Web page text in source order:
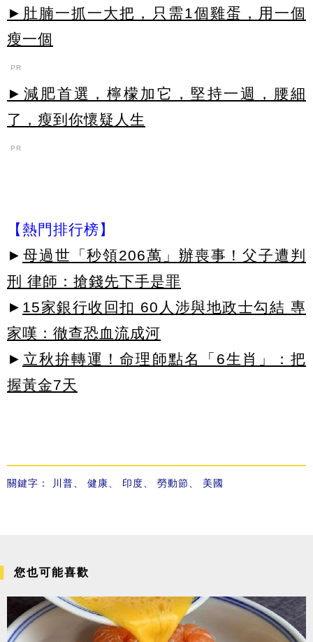
►肚腩一抓一大把，只需1個雞蛋，用一個
瘦一個
PR
►減肥首選，檸檬加它，堅持一週，腰細
了，瘦到你懷疑人生
PR
【熱門排行榜】
► 母過世「秒領206萬」辦喪事！父子遭判
刑 律師：搶錢先下手是罪
► 15家銀行收回扣 60人涉與地政士勾結 專
家嘆：徹查恐血流成河
► 立秋拚轉運！命理師點名「6生肖」：把
握黃金7天
關鍵字： 川普 健康 印度 勞動節 美國
您也可能喜歡